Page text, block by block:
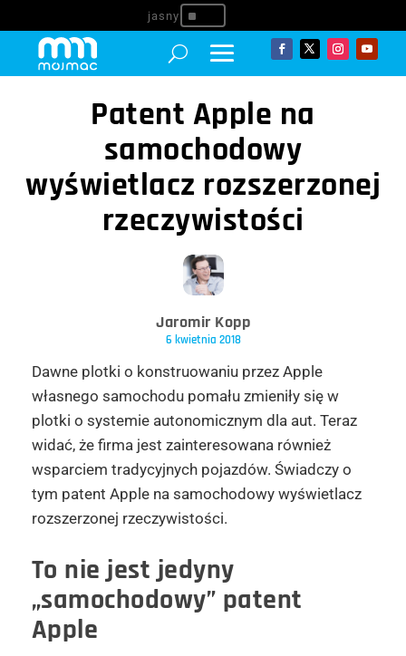
^
Patent Apple na
samochodowy
wyświetlacz rozszerzonej
rzeczywistości
Jaromir Kopp
6 kwietnia 2018
Dawne plotki o konstruowaniu przez Apple
własnego samochodu pomału zmieniły się w
plotki o systemie autonomicznym dla aut. Teraz
widać, że firma jest zainteresowana również
wsparciem tradycyjnych pojazdów. Świadczy o
tym patent Apple na samochodowy wyświetlacz
rozszerzonej rzeczywistości.
To nie jest jedyny
„samochodowy” patent
Apple